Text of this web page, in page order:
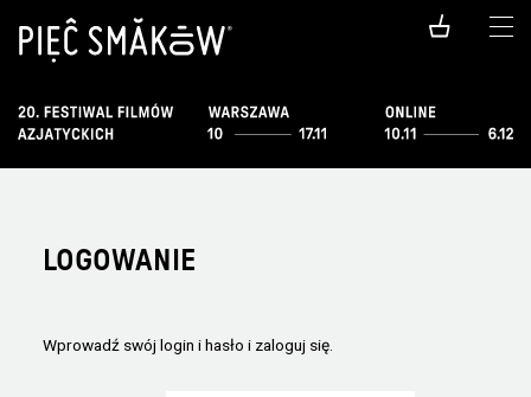
LOGOWANIE
Wprowadź swój login i hasło i zaloguj się.